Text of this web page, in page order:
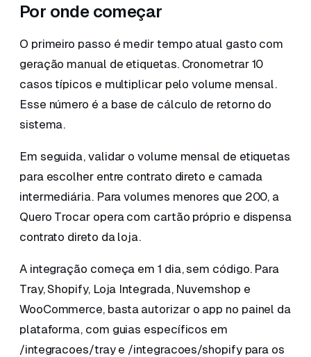
Por onde começar
O primeiro passo é medir tempo atual gasto com
geração manual de etiquetas. Cronometrar 10
casos típicos e multiplicar pelo volume mensal.
Esse número é a base de cálculo de retorno do
sistema.
Em seguida, validar o volume mensal de etiquetas
para escolher entre contrato direto e camada
intermediária. Para volumes menores que 200, a
Quero Trocar opera com cartão próprio e dispensa
contrato direto da loja.
A integração começa em 1 dia, sem código. Para
Tray, Shopify, Loja Integrada, Nuvemshop e
WooCommerce, basta autorizar o app no painel da
plataforma, com guias específicos em
/integracoes/tray e /integracoes/shopify para os